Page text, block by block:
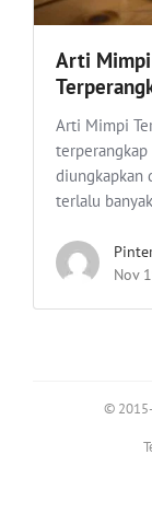
Arti Mimpi
Arti Mimpi
diungkapkan
terlalu
Nov
©